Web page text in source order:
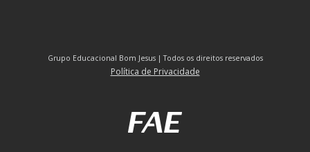
Grupo Educacional Bom Jesus | Todos os direitos reservados
Política de Privacidade